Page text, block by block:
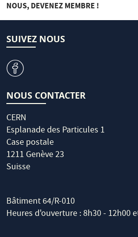
NOUS, DEVENEZ MEMBRE !
SUIVEZ NOUS
v
NOUS CONTACTER
CERN
Esplanade des Particules 1
Case postale
1211 Genève 23
Suisse
Bâtiment 64/R-010
Heures d'ouverture : 8h30 - 12h00